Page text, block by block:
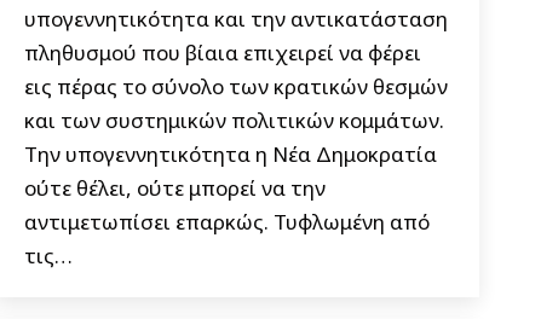
υπογεννητικότητα και την αντικατάσταση
πληθυσμού που βίαια επιχειρεί να φέρει
εις πέρας το σύνολο των κρατικών θεσμών
και των συστημικών πολιτικών κομμάτων.
Την υπογεννητικότητα η Νέα Δημοκρατία
ούτε θέλει, ούτε μπορεί να την
αντιμετωπίσει επαρκώς. Τυφλωμένη από
τις…